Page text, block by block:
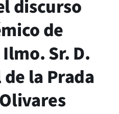
discurso
de
Sr. D.
la Prada